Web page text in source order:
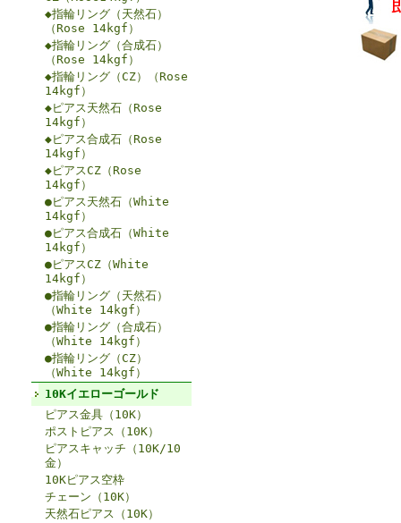
◆指輪リング（天然石）
（Rose 14kgf）
◆指輪リング（合成石）
（Rose 14kgf）
◆指輪リング（CZ）（Rose
14kgf）
◆ピアス天然石（Rose
14kgf）
◆ピアス合成石（Rose
14kgf）
◆ピアスCZ（Rose
14kgf）
●ピアス天然石（White
14kgf）
●ピアス合成石（White
14kgf）
●ピアスCZ（White
14kgf）
●指輪リング（天然石）
（White 14kgf）
●指輪リング（合成石）
（White 14kgf）
●指輪リング（CZ）
（White 14kgf）
10Kイエローゴールド
ピアス金具（10K）
ポストピアス（10K）
ピアスキャッチ（10K/10
金）
10Kピアス空枠
チェーン（10K）
天然石ピアス（10K）